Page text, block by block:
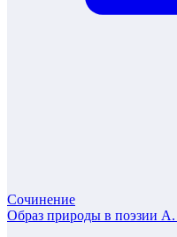
Сочинение
Образ природы в поэзии